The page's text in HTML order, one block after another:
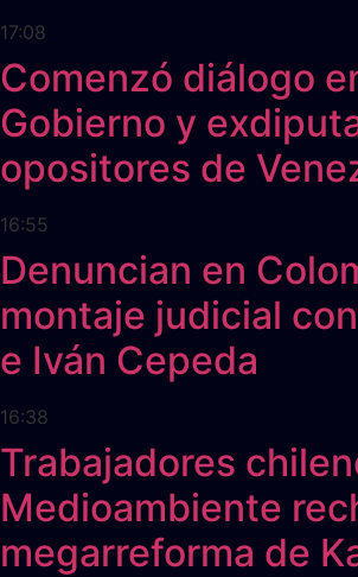
17:08
Comenzó diálogo
Gobierno y
opositores de
16:55
Denuncian en
montaje judicial
e Iván Cepeda
16:38
Trabajadores
Medioambiente
megarreforma de